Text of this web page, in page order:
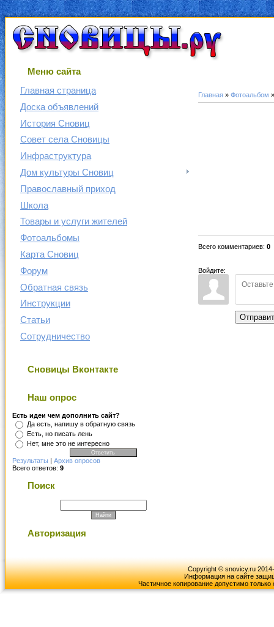
Меню сайта
Главная страница
Доска объявлений
История Сновиц
Совет села Сновицы
Инфраструктура
Дом культуры Сновиц
Православный приход
Школа
Товары и услуги жителей
Фотоальбомы
Карта Сновиц
Форум
Обратная связь
Инструкции
Статьи
Сотрудничество
Сновицы Вконтакте
Наш опрос
Есть идеи чем дополнить сайт?
Да есть, напишу в обратную связь
Есть, но писать лень
Нет, мне это не интересно
Результаты | Архив опросов
Всего ответов: 9
Поиск
Авторизация
Главная » Фотоальбом
Всего комментариев: 0
Войдите:
Copyright © snovicy.ru
Информация на сайте
Частичное копирование допустимо только